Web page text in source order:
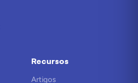
Recursos
Artigos